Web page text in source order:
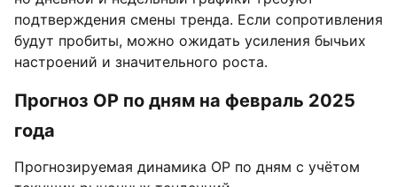
подтверждения смены тренда. Если сопротивления
будут пробиты, можно ожидать усиления бычьих
настроений и значительного роста.
Прогноз OP по дням на февраль 2025
года
Прогнозируемая динамика OP по дням с учётом